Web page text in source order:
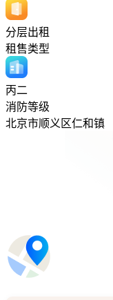
分层出租
租售类型
丙二
消防等级
北京市顺义区仁和镇